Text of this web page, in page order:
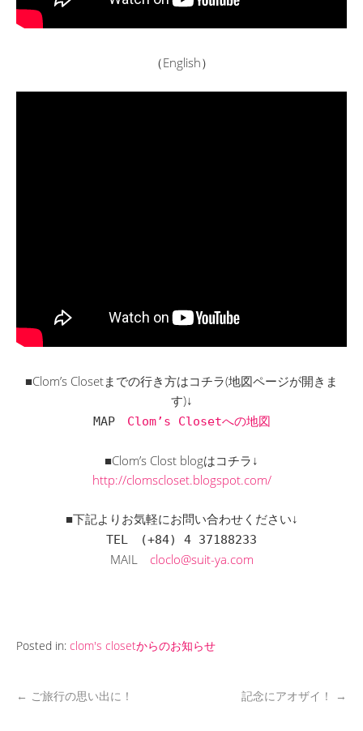
（English）
■Clom’s Closetまでの行き方はコチラ(地図ページが開きま
す)↓
MAP Clom’s Closetへの地図
■Clom’s Clost blogはコチラ↓
http://clomscloset.blogspot.com/
■下記よりお気軽にお問い合わせください↓
TEL (+84) 4 37188233
MAIL cloclo@suit-ya.com
Posted in: clom's closetからのお知らせ
← ご旅行の思い出に！ 記念にアオザイ！ →